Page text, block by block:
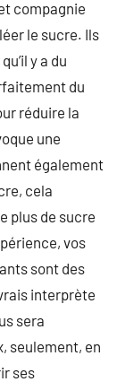
compagnie
le sucre. Ils
y a du
du
réduire la
une
également
cela
plus de sucre
vos
sont des
interprète
sera
seulement, en
ses